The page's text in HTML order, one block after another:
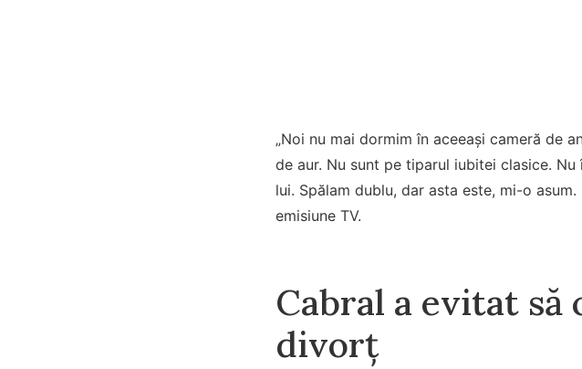
„Noi nu mai dormim în aceeași cameră de
de aur. Nu sunt pe tiparul iubitei clasice.
lui. Spălam dublu, dar asta este, mi-o
emisiune TV.
Cabral a evitat
divorț